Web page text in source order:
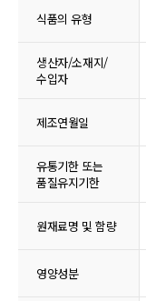
식품의 유형
생산자/소재지/
수입자
제조연월일
유통기한 또는
품질유지기한
원재료명 및 함량
영양성분